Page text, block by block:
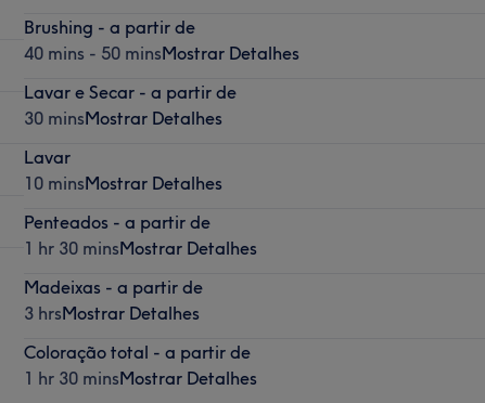
Brushing - a partir de
40 mins - 50 minsMostrar Detalhes
Lavar e Secar - a partir de
30 minsMostrar Detalhes
Lavar
10 minsMostrar Detalhes
Penteados - a partir de
1 hr 30 minsMostrar Detalhes
Madeixas - a partir de
3 hrsMostrar Detalhes
Coloração total - a partir de
1 hr 30 minsMostrar Detalhes